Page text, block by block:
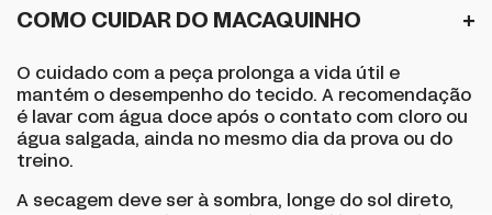
COMO CUIDAR DO MACAQUINHO
O cuidado com a peça prolonga a vida útil e
mantém o desempenho do tecido. A recomendação
é lavar com água doce após o contato com cloro ou
água salgada, ainda no mesmo dia da prova ou do
treino.
A secagem deve ser à sombra, longe do sol direto,